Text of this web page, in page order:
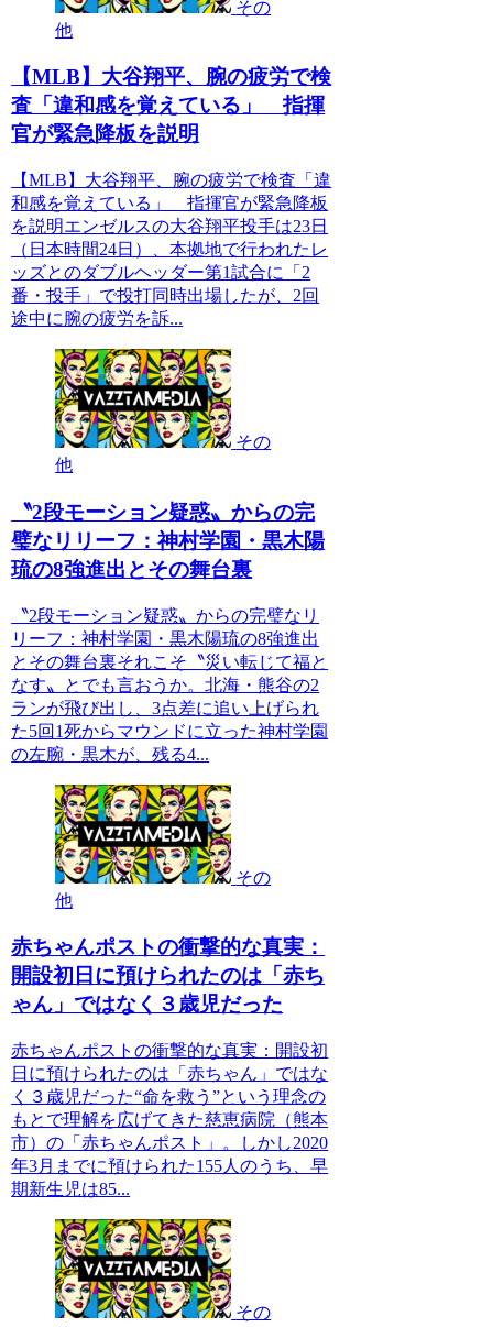
その
他
【MLB】大谷翔平、腕の疲労で検
査「違和感を覚えている」 指揮
官が緊急降板を説明
【MLB】大谷翔平、腕の疲労で検査「違
和感を覚えている」 指揮官が緊急降板
を説明エンゼルスの大谷翔平投手は23日
（日本時間24日）、本拠地で行われたレ
ッズとのダブルヘッダー第1試合に「2
番・投手」で投打同時出場したが、2回
途中に腕の疲労を訴...
その
他
〝2段モーション疑惑〟からの完
璧なリリーフ：神村学園・黒木陽
琉の8強進出とその舞台裏
〝2段モーション疑惑〟からの完璧なリ
リーフ：神村学園・黒木陽琉の8強進出
とその舞台裏それこそ〝災い転じて福と
なす〟とでも言おうか。北海・熊谷の2
ランが飛び出し、3点差に追い上げられ
た5回1死からマウンドに立った神村学園
の左腕・黒木が、残る4...
その
他
赤ちゃんポストの衝撃的な真実：
開設初日に預けられたのは「赤ち
ゃん」ではなく３歳児だった
赤ちゃんポストの衝撃的な真実：開設初
日に預けられたのは「赤ちゃん」ではな
く３歳児だった“命を救う”という理念の
もとで理解を広げてきた慈恵病院（熊本
市）の「赤ちゃんポスト」。しかし2020
年3月までに預けられた155人のうち、早
期新生児は85...
その